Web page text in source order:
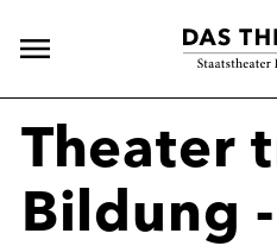
Hauptnavigation
Theater
Bildung -